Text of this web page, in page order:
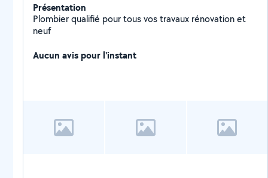
Présentation
Plombier qualifié pour tous vos travaux rénovation et
neuf
Aucun avis pour l'instant